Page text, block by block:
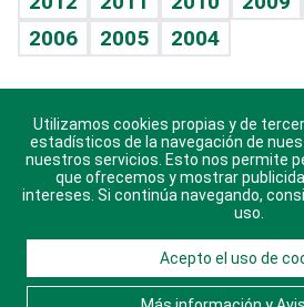
Celebrando la vida
Sin complejos
En pocas palabras
Escuchando al corazón
Economía Personal
2006
2005 2004
Descarga nuestras aplicaciones
sistema
© 2021 Diario Libre, todos los
Consulta elAviso Legal. Ponte
Utilizamos cookies propias y de
estadísticos de la navegación de
nuestros servicios. Esto nos permite
que ofrecemos y mostrar
intereses. Si continúa navegando,
uso.
Acepto el uso de